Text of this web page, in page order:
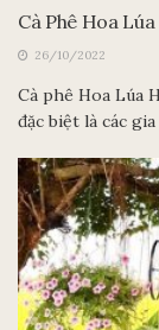
Cà Phê Hoa
26/10/2022
Cà phê Hoa Lúa
đặc biệt là các gia